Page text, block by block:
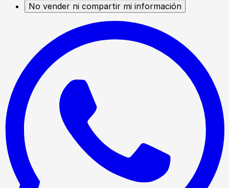
No vender ni compartir mi información